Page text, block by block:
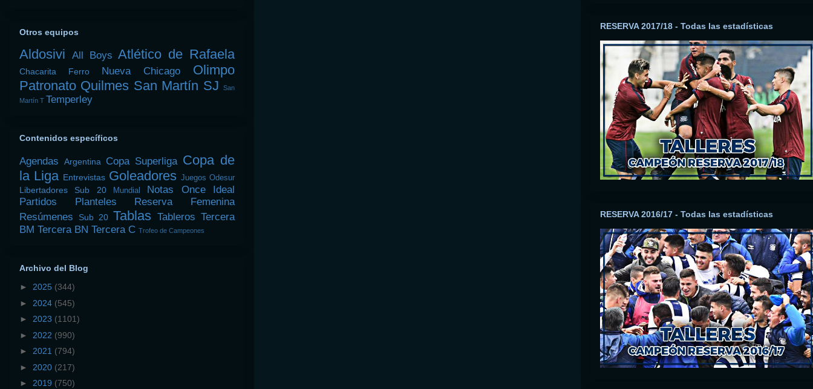
Otros equipos
Aldosivi All Boys Atlético de Rafaela
Chacarita Ferro Nueva Chicago
Olimpo
Patronato Quilmes San Martín SJ
San
Martín T Temperley
Contenidos específicos
Agendas Argentina Copa Superliga Copa de
la Liga Entrevistas Goleadores Juegos Odesur
Libertadores Sub 20 Mundial Notas
Once Ideal
Partidos
Planteles
Reserva Femenina
Resúmenes
Sub 20 Tablas Tableros Tercera
BM Tercera BN Tercera C Trofeo de Campeones
Archivo del Blog
► 2025 (344)
► 2024 (545)
► 2023 (1101)
► 2022 (990)
► 2021 (794)
► 2020 (217)
► 2019 (750)
RESERVA 2017/18 - Todas las estadísticas
RESERVA 2016/17 - Todas las estadísticas